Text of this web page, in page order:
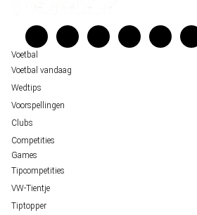
Verantwoord wedden
Over ons
Voetbal
Voetbal vandaag
Wedtips
Voorspellingen
Clubs
Competities
Games
Tipcompetities
VW-Tientje
Tiptopper